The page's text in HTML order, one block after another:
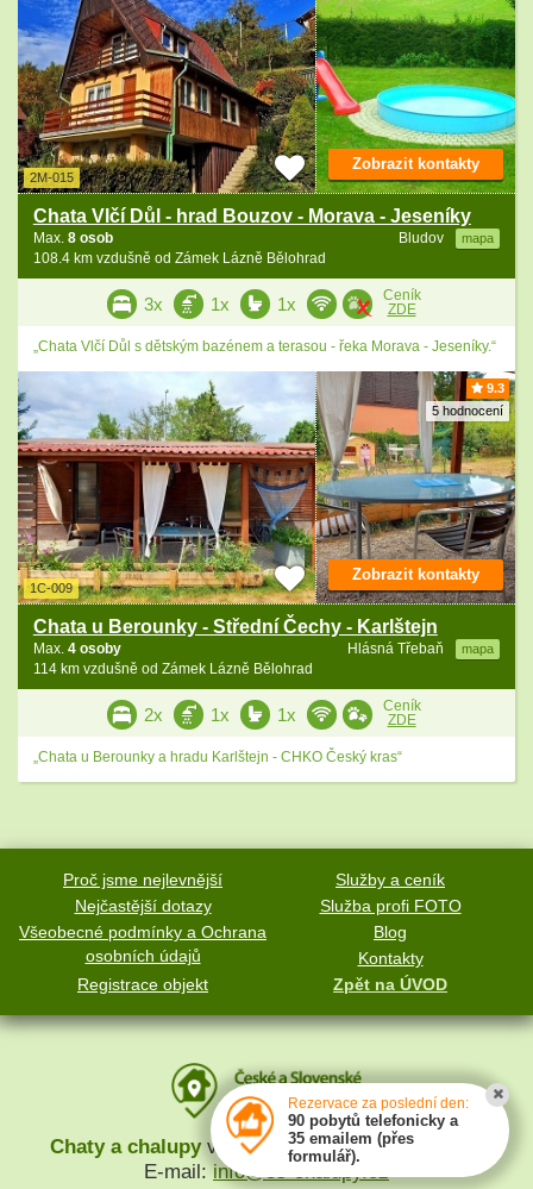
2M-015
Chata Vlčí Důl - hrad Bouzov - Morava - Jeseníky
Bludov mapa
Max. 8 osob
108.4 km vzdušně od Zámek Lázně Bělohrad
Zobrazit kontakty
3x 1x 1x
Ceník
ZDE
„Chata Vlčí Důl s dětským bazénem a terasou - řeka Morava - Jeseníky.“
9.3
5 hodnocení
1C-009
Chata u Berounky - Střední Čechy - Karlštejn
Hlásná Třebaň mapa
Max. 4 osoby
114 km vzdušně od Zámek Lázně Bělohrad
Zobrazit kontakty
2x 1x 1x
Ceník
ZDE
„Chata u Berounky a hradu Karlštejn - CHKO Český kras“
Proč jsme nejlevnější
Služby a ceník
Nejčastější dotazy
Služba profi FOTO
Všeobecné podmínky a Ochrana
osobních údajů
Blog
Kontakty
Registrace objekt
Zpět na ÚVOD
Chaty a chalupyv České a Slovenské republice
E-mail:info@cs-chalupy.cz
Rezervace za poslední den:
90 pobytů telefonicky a
35 emailem (přes
formulář).